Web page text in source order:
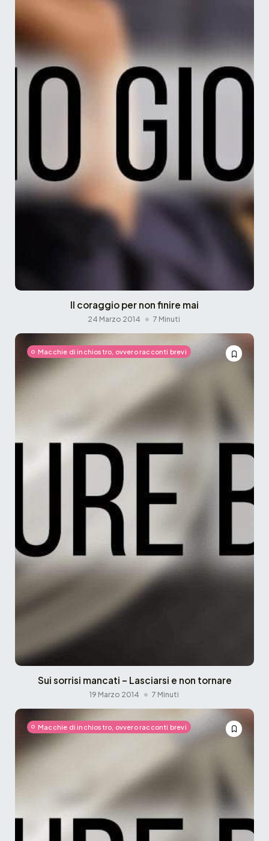
Il coraggio per non finire mai
24 Marzo 2014 7 Minuti
Macchie di inchiostro, ovvero racconti brevi
Sui sorrisi mancati – Lasciarsi e non tornare
19 Marzo 2014 7 Minuti
Macchie di inchiostro, ovvero racconti brevi